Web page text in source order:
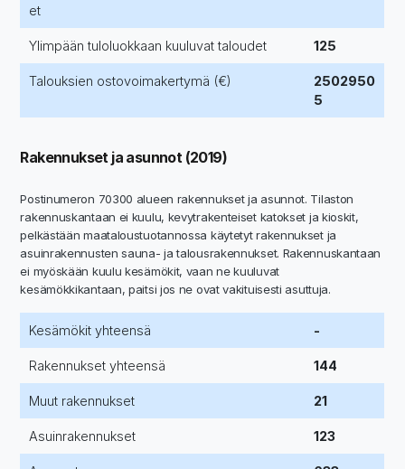
et
Ylimpään tuloluokkaan kuuluvat taloudet 125
Talouksien ostovoimakertymä (€)
2502950
5
Rakennukset ja asunnot (2019)
Postinumeron 70300 alueen rakennukset ja asunnot. Tilaston
rakennuskantaan ei kuulu, kevytrakenteiset katokset ja kioskit,
pelkästään maataloustuotannossa käytetyt rakennukset ja
asuinrakennusten sauna- ja talousrakennukset. Rakennuskantaan
ei myöskään kuulu kesämökit, vaan ne kuuluvat
kesämökkikantaan, paitsi jos ne ovat vakituisesti asuttuja.
Kesämökit yhteensä -
Rakennukset yhteensä 144
Muut rakennukset 21
Asuinrakennukset 123